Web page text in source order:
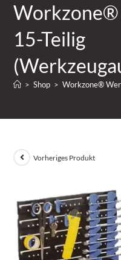
Workzone®
15-Teilig
> Shop > Workzone®
Vorheriges Produkt